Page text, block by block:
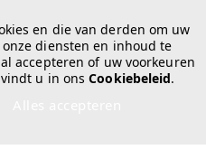
en die van derden om uw
diensten en inhoud te
accepteren of uw voorkeuren
u in onsCookiebeleid.
the brand